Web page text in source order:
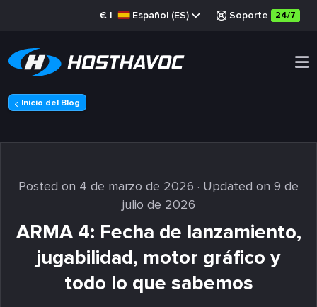
€ | Español (ES) Soporte 24/7
Inicio del Blog
Posted on 4 de marzo de 2026 · Updated on 9 de
julio de 2026
ARMA 4: Fecha de lanzamiento,
jugabilidad, motor gráfico y
todo lo que sabemos